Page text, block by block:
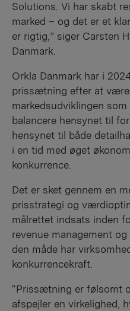
Solutions. Vi har skabt
marked – og det er et
er rigtig,” siger Carsten
Danmark.
Orkla Danmark har i
prissætning efter at
markedsudviklingen
balancere hensynet til
hensynet til både
i en tid med øget
konkurrence.
Det er sket gennem en
prisstrategi og
målrettet indsats inden
revenue management
den måde har
konkurrencekraft.
“Prissætning er følsomt
afspejler en virkelighed,